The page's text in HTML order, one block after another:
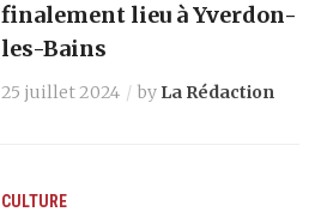
finalement lieu à Yverdon-
les-Bains
25 juillet 2024 by La Rédaction
CULTURE